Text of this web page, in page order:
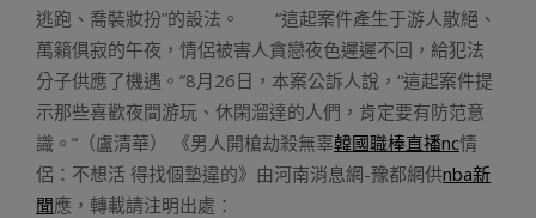
逃跑、喬裝妝扮”的設法。 “這起案件產生于游人散絕、
萬籟俱寂的午夜，情侶被害人貪戀夜色遲遲不回，給犯法
分子供應了機遇。”8月26日，本案公訴人說，“這起案件提
示那些喜歡夜間游玩、休閑溜達的人們，肯定要有防范意
識。”（盧清華） 《男人開槍劫殺無辜韓國職棒直播nc情
侶：不想活 得找個墊違的》由河南消息網-豫都網供nba新
聞應，轉載請注明出處：